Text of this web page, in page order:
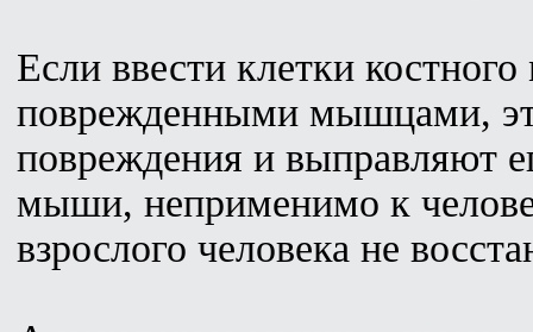
Если ввести клетки
поврежденными мышцами,
повреждения и выправляют
мыши, неприменимо к
взрослого человека не